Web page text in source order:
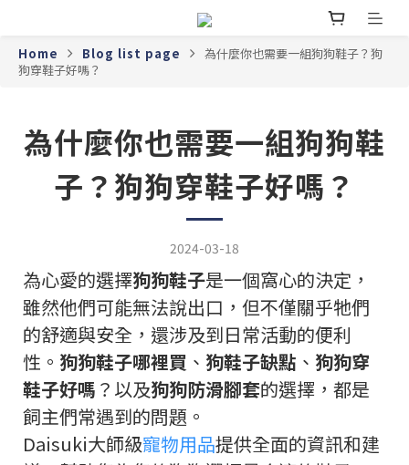
Home Blog list page
為什麼你也需要一組狗狗鞋子？狗
狗穿鞋子好嗎？
為什麼你也需要一組狗狗鞋
子？狗狗穿鞋子好嗎？
2024-03-18
為心愛的選擇狗狗鞋子是一個窩心的決定，
雖然他們可能無法說出口，但不僅關乎牠們
的舒適與安全，還涉及到日常活動的便利
性。 狗狗鞋子哪裡買 、 狗鞋子缺點 、 狗狗穿
鞋子好嗎 ？以及狗狗防滑腳套的選擇，都是
飼主們常遇到的問題。
Daisuki大師級寵物用品提供全面的資訊和建